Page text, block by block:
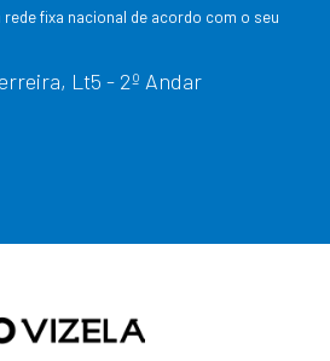
rede fixa nacional de acordo com o seu
Lt5 - 2º Andar